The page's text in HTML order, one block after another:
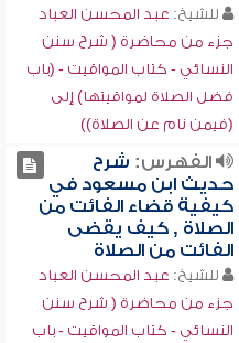
للشيخ: عبد المحسن العباد
جزء من محاضرة ( شرح سنن
النسائي - كتاب المواقيت - (باب
فضل الصلاة لمواقيتها) إلى
(فيمن نام عن الصلاة))
الفهرس: شرح
حديث ابن مسعود في
كيفية قضاء الفائت من
الصلاة , كيف يقضى
الفائت من الصلاة
للشيخ: عبد المحسن العباد
جزء من محاضرة ( شرح سنن
النسائي - كتاب المواقيت - باب